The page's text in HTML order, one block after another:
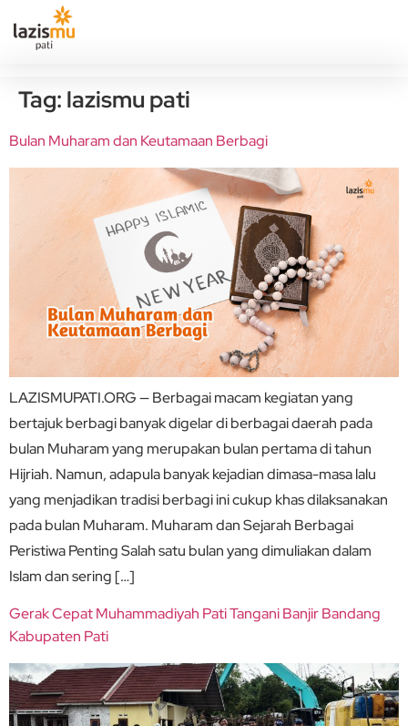
Tag: lazismu pati
Bulan Muharam dan Keutamaan Berbagi
LAZISMUPATI.ORG — Berbagai macam kegiatan yang
bertajuk berbagi banyak digelar di berbagai daerah pada
bulan Muharam yang merupakan bulan pertama di tahun
Hijriah. Namun, adapula banyak kejadian dimasa-masa lalu
yang menjadikan tradisi berbagi ini cukup khas dilaksanakan
pada bulan Muharam. Muharam dan Sejarah Berbagai
Peristiwa Penting Salah satu bulan yang dimuliakan dalam
Islam dan sering […]
Gerak Cepat Muhammadiyah Pati Tangani Banjir Bandang
Kabupaten Pati